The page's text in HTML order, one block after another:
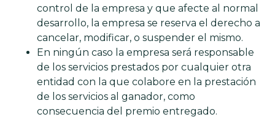
control de la empresa y que afecte al normal
desarrollo, la empresa se reserva el derecho a
cancelar, modificar, o suspender el mismo.
En ningún caso la empresa será responsable
de los servicios prestados por cualquier otra
entidad con la que colabore en la prestación
de los servicios al ganador, como
consecuencia del premio entregado.